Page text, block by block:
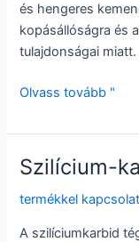
adunk
ki
és hengeres
kopásállóságra és
tulajdonságai miatt.
A
karbid
égőfúvóka
előnye
Olvass tovább "
Szilícium-
termékkel
A szilíciumkarbid